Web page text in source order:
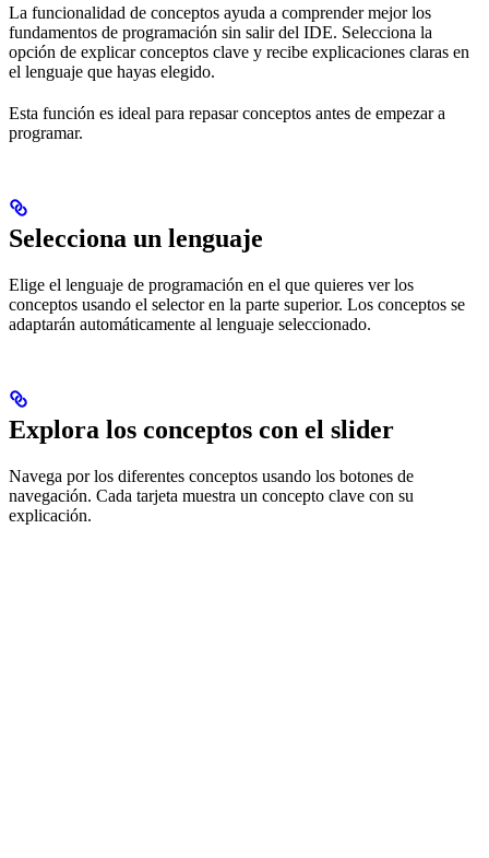
La funcionalidad de conceptos ayuda a comprender mejor los
fundamentos de programación sin salir del IDE. Selecciona la
opción de explicar conceptos clave y recibe explicaciones claras en
el lenguaje que hayas elegido.
Esta función es ideal para repasar conceptos antes de empezar a
programar.
Selecciona un lenguaje
Elige el lenguaje de programación en el que quieres ver los
conceptos usando el selector en la parte superior. Los conceptos se
adaptarán automáticamente al lenguaje seleccionado.
Explora los conceptos con el slider
Navega por los diferentes conceptos usando los botones de
navegación. Cada tarjeta muestra un concepto clave con su
explicación.